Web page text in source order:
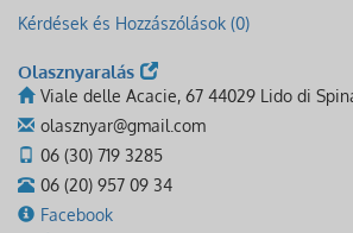
Kérdések és Hozzászólások (0)
Olasznyaralás
Viale delle Acacie, 67 44029 Lido di
olasznyar@gmail.com
06 (30) 719 3285
06 (20) 957 09 34
Facebook